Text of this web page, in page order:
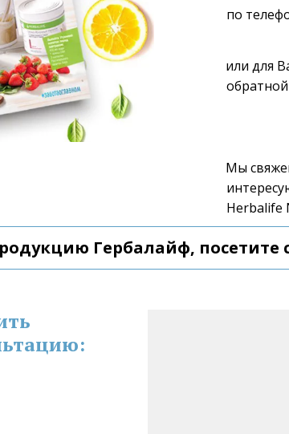
по
или для
Мы
Herbalife
Гербалайф, посетите